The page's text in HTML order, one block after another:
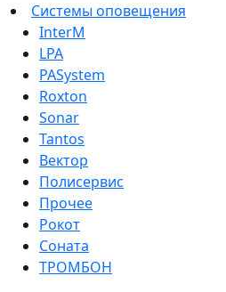
Системы оповещения
InterM
LPA
PASystem
Roxton
Sonar
Tantos
Вектор
Полисервис
Прочее
Рокот
Соната
ТРОМБОН